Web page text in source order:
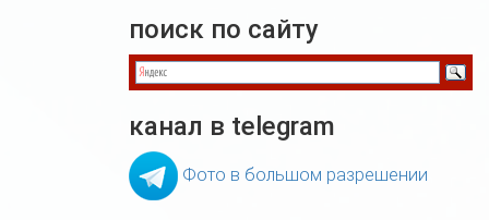
поиск по сайту
канал в telegram
Фото в большом разрешении